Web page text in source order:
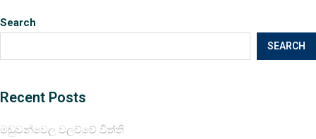
Search
SEARCH
Recent Posts
මඩුවන්වෙල වලව්වේ විත්ති